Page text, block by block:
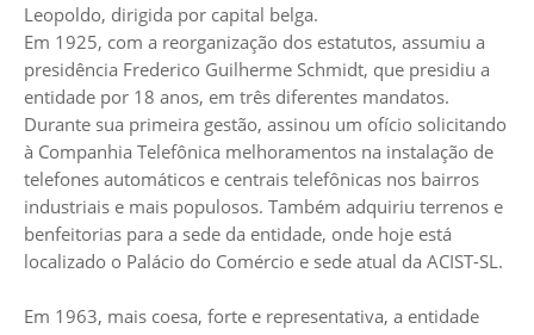
Leopoldo, dirigida por capital belga.
Em 1925, com a reorganização dos estatutos, assumiu a
presidência Frederico Guilherme Schmidt, que presidiu a
entidade por 18 anos, em três diferentes mandatos.
Durante sua primeira gestão, assinou um ofício solicitando
à Companhia Telefônica melhoramentos na instalação de
telefones automáticos e centrais telefônicas nos bairros
industriais e mais populosos. Também adquiriu terrenos e
benfeitorias para a sede da entidade, onde hoje está
localizado o Palácio do Comércio e sede atual da ACIST-SL.
Em 1963, mais coesa, forte e representativa, a entidade